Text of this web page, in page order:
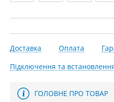
Доставка Оплата
Підключення та
ГОЛОВНЕ ПРО ТОВАР